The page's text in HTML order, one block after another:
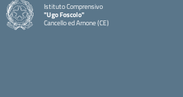
Istituto Comprensivo
"Ugo Foscolo"
Cancello ed Arnone (CE)